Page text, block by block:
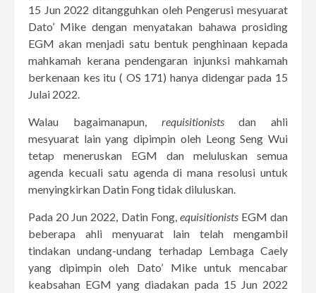
15 Jun 2022 ditangguhkan oleh Pengerusi mesyuarat
Dato’ Mike dengan menyatakan bahawa prosiding
EGM akan menjadi satu bentuk penghinaan kepada
mahkamah kerana pendengaran injunksi mahkamah
berkenaan kes itu ( OS 171) hanya didengar pada 15
Julai 2022.
Walau bagaimanapun, requisitionistsdan ahli
mesyuarat lain yang dipimpin oleh Leong Seng Wui
tetap meneruskan EGM dan meluluskan semua
agenda kecuali satu agenda di mana resolusi untuk
menyingkirkan Datin Fong tidak diluluskan.
Pada 20 Jun 2022, Datin Fong, equisitionists EGM dan
beberapa ahli menyuarat lain telah mengambil
tindakan undang-undang terhadap Lembaga Caely
yang dipimpin oleh Dato’ Mike untuk mencabar
keabsahan EGM yang diadakan pada 15 Jun 2022